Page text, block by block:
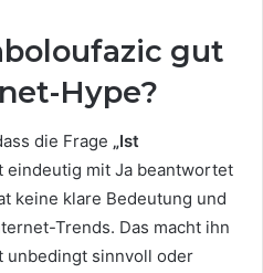
gut
Hype?
die Frage „Ist
eindeutig mit Ja beantwortet
keine klare Bedeutung und
Trends. Das macht ihn
unbedingt sinnvoll oder